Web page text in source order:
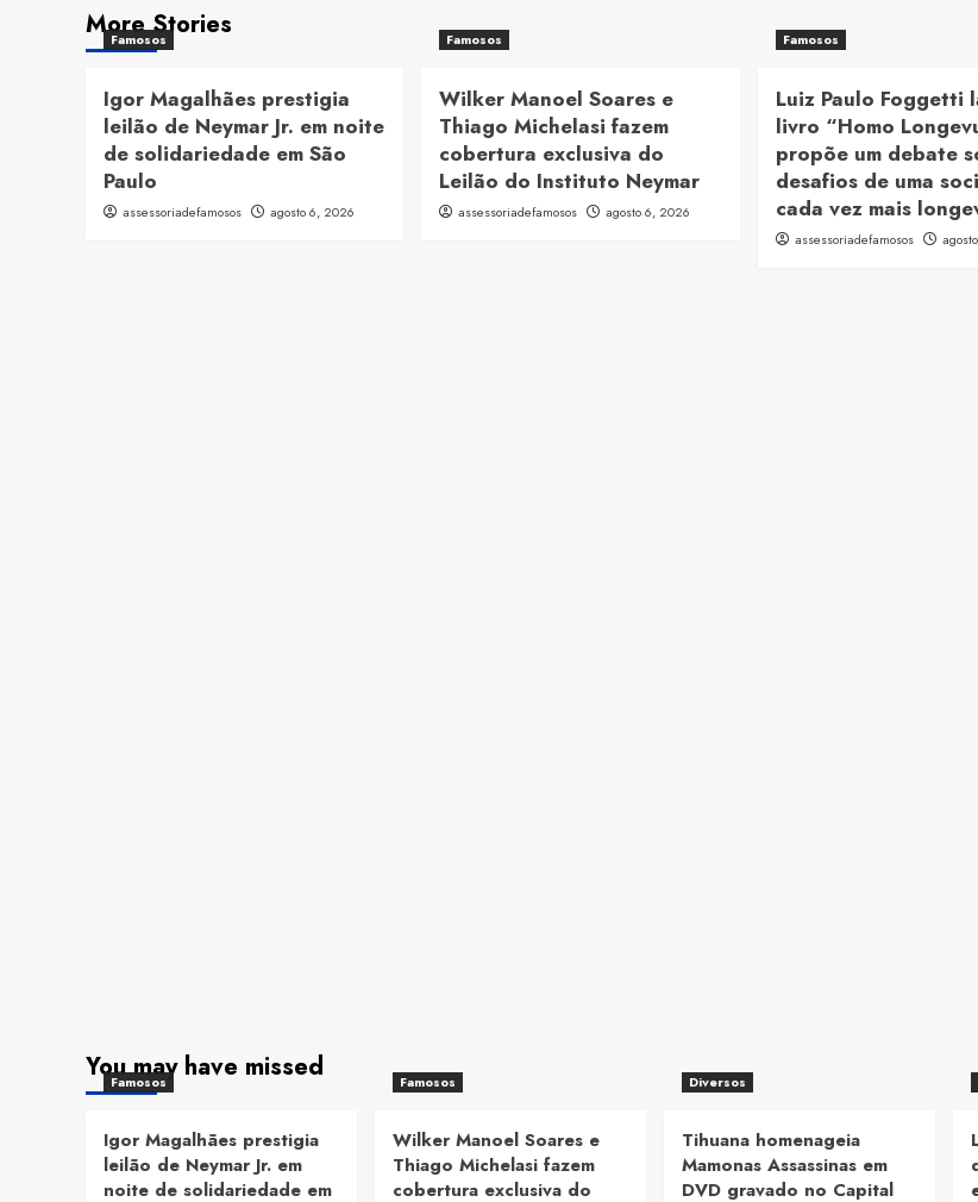
More Stories
Famosos
Igor Magalhães prestigia
leilão de Neymar Jr. em noite
de solidariedade em São
Paulo
assessoriadefamosos agosto 6, 2026
Famosos
Wilker Manoel Soares e
Thiago Michelasi fazem
cobertura exclusiva do
Leilão do Instituto Neymar
assessoriadefamosos agosto 6, 2026
Famosos
Luiz Paulo Foggetti
livro “Homo
propõe um debate
desafios de uma
cada vez mais
assessoriadefamosos
You may have missed
Famosos
Igor Magalhães prestigia
leilão de Neymar Jr. em
noite de solidariedade em
Famosos
Wilker Manoel Soares e
Thiago Michelasi fazem
cobertura exclusiva do
Diversos
Tihuana homenageia
Mamonas Assassinas em
DVD gravado no Capital